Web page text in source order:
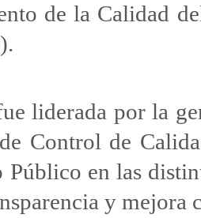
de la Calidad
liderada por la
Control de
en las
y mejora